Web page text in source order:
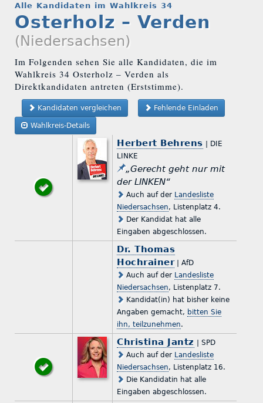
Alle Kandidaten im Wahlkreis 34
Osterholz – Verden
(Niedersachsen)
Im Folgenden sehen Sie alle Kandidaten, die im
Wahlkreis 34 Osterholz – Verden als
Direktkandidaten antreten (Erststimme).
Kandidaten vergleichen Fehlende Einladen
Wahlkreis-Details
Herbert Behrens | DIE
LINKE
„Gerecht geht nur mit
der LINKEN“
Auch auf der Landesliste
Niedersachsen, Listenplatz 4.
Der Kandidat hat alle
Eingaben abgeschlossen.
Dr. Thomas
Hochrainer| AfD
Auch auf der Landesliste
Niedersachsen, Listenplatz 7.
Kandidat(in) hat bisher keine
Angaben gemacht, bitten Sie
ihn, teilzunehmen.
Christina Jantz | SPD
Auch auf der Landesliste
Niedersachsen, Listenplatz 16.
Die Kandidatin hat alle
Eingaben abgeschlossen.